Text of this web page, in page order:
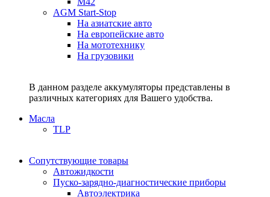
AGM Start-Stop
На азиатские авто
На европейские авто
На мототехнику
На грузовики
В данном разделе аккумуляторы представлены в
различных категориях для Вашего удобства.
Масла
TLP
Сопутствующие товары
Автожидкости
Пуско-зарядно-диагностические приборы
Автоэлектрика